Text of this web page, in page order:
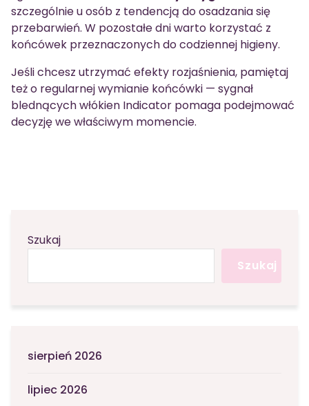
szczególnie u osób z tendencją do osadzania się
przebarwień. W pozostałe dni warto korzystać z
końcówek przeznaczonych do codziennej higieny.
Jeśli chcesz utrzymać efekty rozjaśnienia, pamiętaj
też o regularnej wymianie końcówki — sygnał
blednących włókien Indicator pomaga podejmować
decyzję we właściwym momencie.
Szukaj
Szukaj
sierpień 2026
lipiec 2026